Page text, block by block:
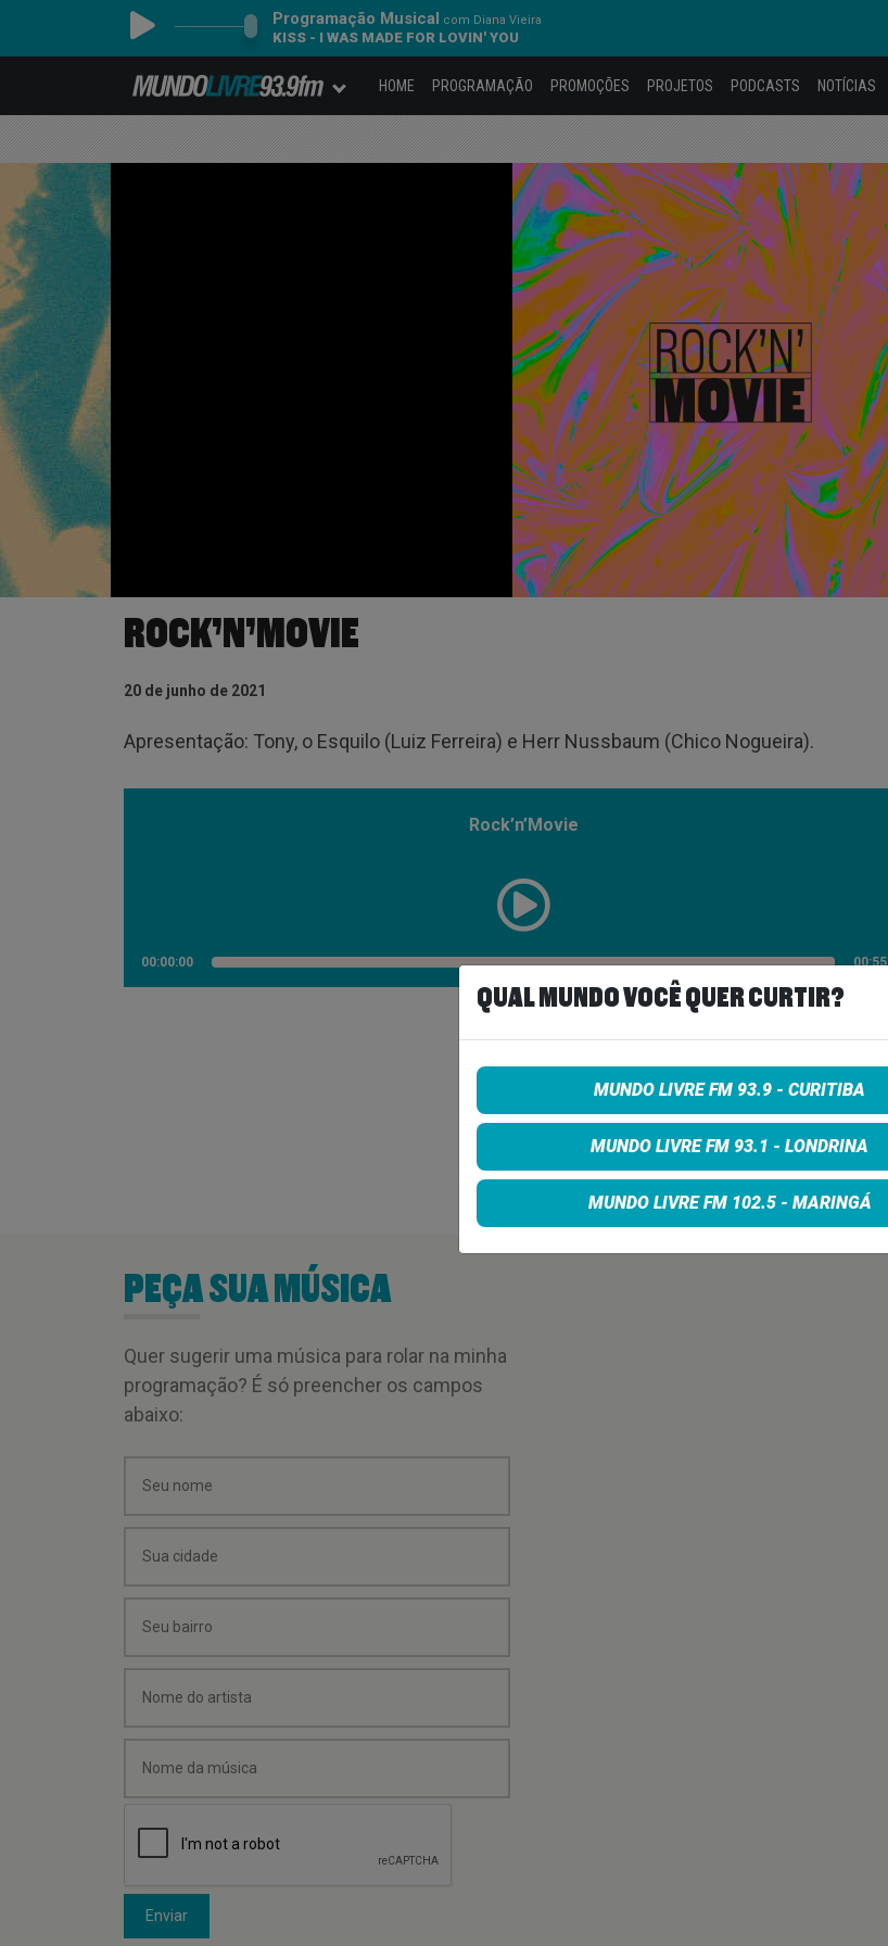
Programação Musical com Diana Vieira
KISS - I WAS MADE FOR LOVIN' YOU
HOME PROGRAMAÇÃO PROMOÇÕES PROJETOS PODCASTS NOTÍCIAS
ROCK’N’MOVIE
20 de junho de 2021
Apresentação: Tony, o Esquilo (Luiz Ferreira) e Herr Nussbaum (Chico Nogueira).
Rock’n’Movie
00:00:00
PEÇA SUA MÚSICA
Quer sugerir uma música para rolar na minha
programação? É só preencher os campos
abaixo:
Enviar
QUAL MUNDO VOCÊ QUER CURTIR?
MUNDO LIVRE FM 93.9 - CURITIBA
MUNDO LIVRE FM 93.1 - LONDRINA
MUNDO LIVRE FM 102.5 - MARINGÁ